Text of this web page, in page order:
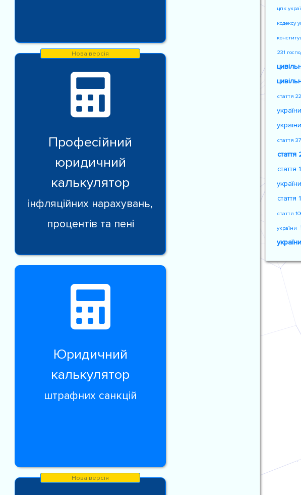
Професійний
юридичний
калькулятор
інфляційних нарахувань,
процентів та пені
Юридичний
калькулятор
штрафних санкцій
цпк
кодексу
231
стаття
україни
україни
стаття
україни
стаття
україни
україни